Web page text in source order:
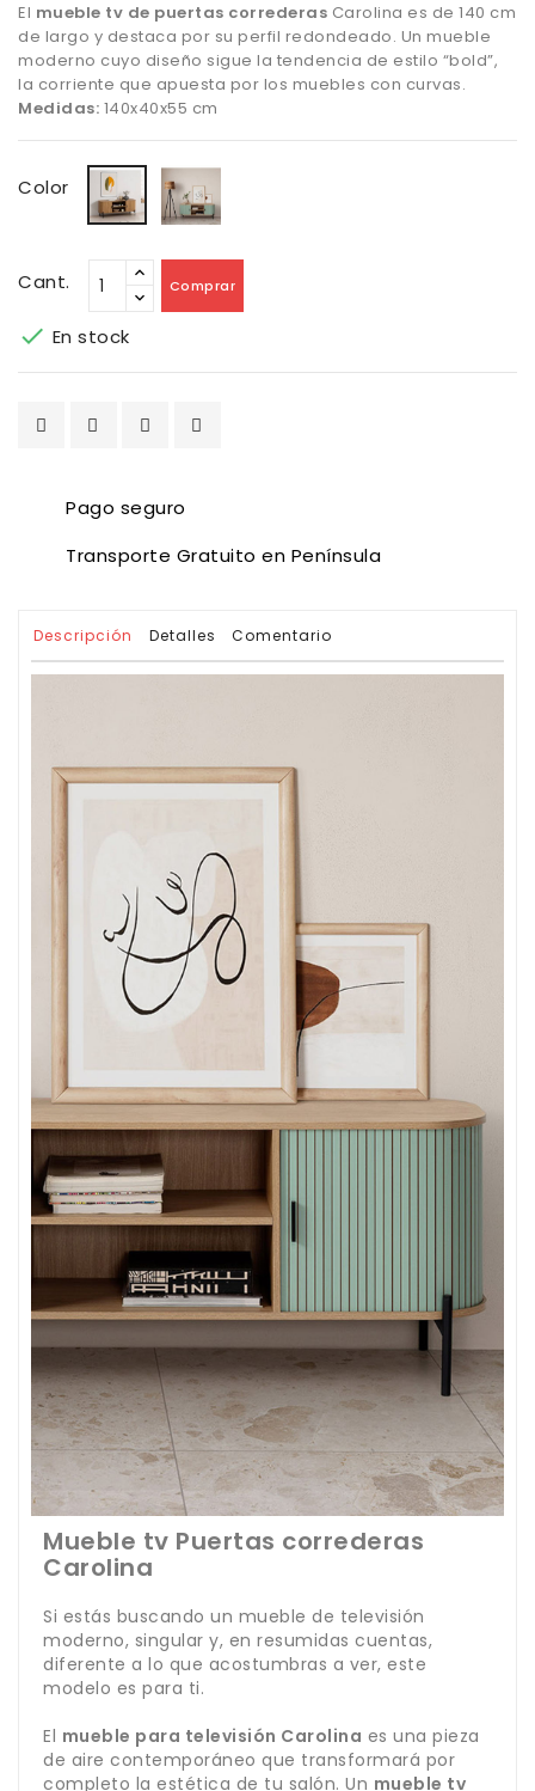
El mueble tv de puertas correderas Carolina es de 140 cm
de largo y destaca por su perfil redondeado. Un mueble
moderno cuyo diseño sigue la tendencia de estilo “bold”,
la corriente que apuesta por los muebles con curvas.
Medidas: 140x40x55 cm
Color Roble
Roble/Verde
Azulado
Cant. Comprar
 En stock
Pago seguro
Transporte Gratuito en Península
Descripción Detalles Comentario
Mueble tv Puertas correderas
Carolina
Si estás buscando un mueble de televisión
moderno, singular y, en resumidas cuentas,
diferente a lo que acostumbras a ver, este
modelo es para ti.
El mueble para televisión Carolina es una pieza
de aire contemporáneo que transformará por
completo la estética de tu salón. Un mueble tv